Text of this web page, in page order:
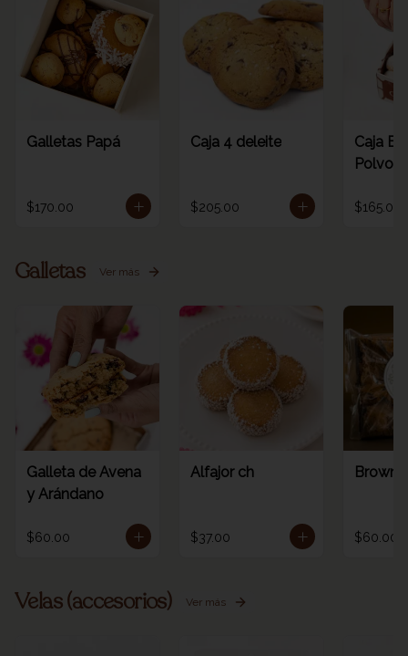
Galletas Papá
$170.00
Caja 4 deleite
$205.00
Caja
$165.00
Galletas Ver más
Galleta de Avena
y Arándano
$60.00
Alfajor ch
$37.00
Brownie
$60.00
Velas (accesorios) Ver más